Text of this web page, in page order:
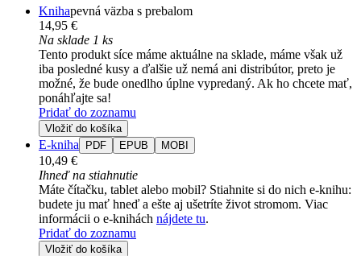
Knihapevná väzba s prebalom
14,95 €
Na sklade 1 ks
Tento produkt síce máme aktuálne na sklade, máme však už
iba posledné kusy a ďalšie už nemá ani distribútor, preto je
možné, že bude onedlho úplne vypredaný. Ak ho chcete mať,
ponáhľajte sa!
Pridať do zoznamu
Vložiť do košíka
E-kniha PDF EPUB MOBI
10,49 €
Ihneď na stiahnutie
Máte čítačku, tablet alebo mobil? Stiahnite si do nich e-knihu:
budete ju mať hneď a ešte aj ušetríte život stromom. Viac
informácii o e-knihách nájdete tu.
Pridať do zoznamu
Vložiť do košíka